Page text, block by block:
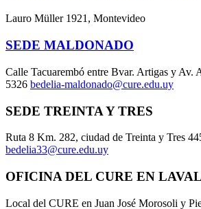
Lauro Müller 1921, Montevideo
SEDE MALDONADO
Calle Tacuarembó entre Bvar. Artigas y Av.
5326 bedelia-maldonado@cure.edu.uy
SEDE TREINTA Y TRES
Ruta 8 Km. 282, ciudad de Treinta y Tres
bedelia33@cure.edu.uy
OFICINA DEL CURE EN
Local del CURE en Juan José Morosoli y